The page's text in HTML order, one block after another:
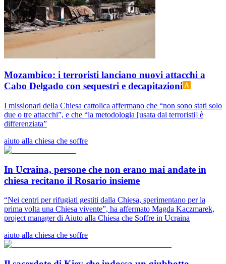
Mozambico: i terroristi lanciano nuovi attacchi a
Cabo Delgado con sequestri e decapitazioni
I missionari della Chiesa cattolica affermano che “non sono stati solo
due o tre attacchi”, e che “la metodologia [usata dai terroristi] è
differenziata”
aiuto alla chiesa che soffre
In Ucraina, persone che non erano mai andate in
chiesa recitano il Rosario insieme
“Nei centri per rifugiati gestiti dalla Chiesa, sperimentano per la
prima volta una Chiesa vivente”, ha affermato Magda Kaczmarek,
project manager di Aiuto alla Chiesa che Soffre in Ucraina
aiuto alla chiesa che soffre